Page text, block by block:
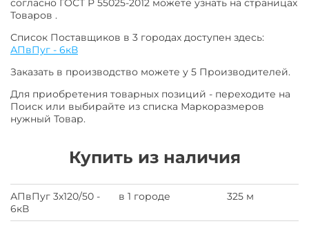
согласно ГОСТ Р 55025-2012 можете узнать на страницах
Товаров .
Список Поставщиков в 3 городах доступен здесь:
АПвПуг - 6кВ
Заказать в производство можете у 5 Производителей.
Для приобретения товарных позиций - переходите на
Поиск или выбирайте из списка Маркоразмеров
нужный Товар.
Купить из наличия
АПвПуг 3х120/50 -
6кВ
в 1 городе 325 м